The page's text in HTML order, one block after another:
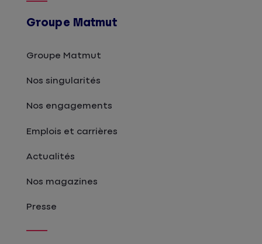
Groupe Matmut
Groupe Matmut
Nos singularités
Nos engagements
Emplois et carrières
Actualités
Nos magazines
Presse